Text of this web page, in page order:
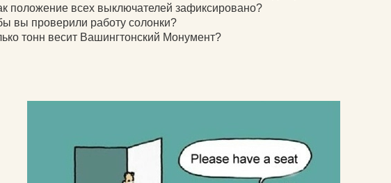
положение всех выключателей зафиксировано?
вы проверили работу солонки?
тонн весит Вашингтонский Монумент?